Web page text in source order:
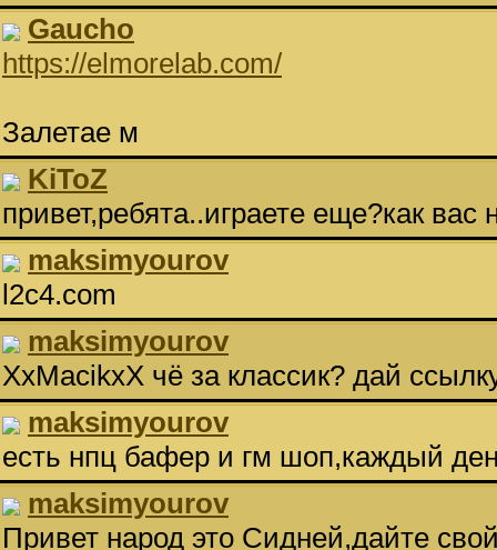
Gaucho
https://elmorelab.com/
Залетае м
KiToZ
привет,ребята..играете еще?как вас
maksimyourov
l2c4.com
maksimyourov
XxMacikxX чё за классик? дай
maksimyourov
есть нпц бафер и гм шоп,каждый
maksimyourov
Привет народ это Сидней,дайте